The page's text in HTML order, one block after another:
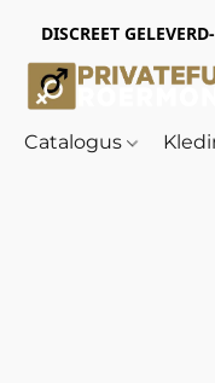
DISCREET
Catalogus